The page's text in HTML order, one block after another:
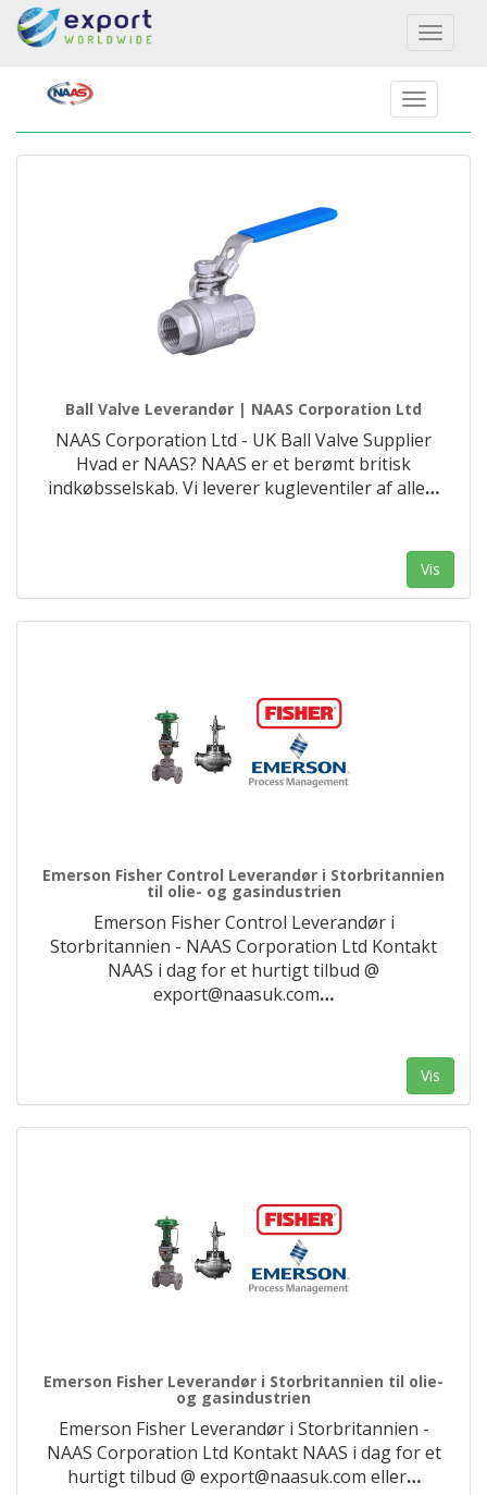
Toggle
Ball Valve Leverandør | NAAS Corporation Ltd
NAAS Corporation Ltd - UK Ball Valve Supplier
Hvad er NAAS? NAAS er et berømt britisk
indkøbsselskab. Vi leverer kugleventiler af alle…
Vis
Emerson Fisher Control Leverandør i Storbritannien
til olie- og gasindustrien
Emerson Fisher Control Leverandør i
Storbritannien - NAAS Corporation Ltd Kontakt
NAAS i dag for et hurtigt tilbud @
export@naasuk.com…
Vis
Emerson Fisher Leverandør i Storbritannien til olie-
og gasindustrien
Emerson Fisher Leverandør i Storbritannien -
NAAS Corporation Ltd Kontakt NAAS i dag for et
hurtigt tilbud @ export@naasuk.com eller…